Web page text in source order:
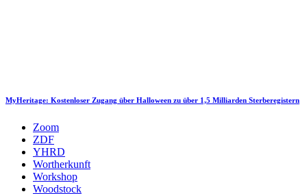
MyHeritage: Kostenloser Zugang über Halloween zu über 1,5 Milliarden Sterberegistern
Zoom
ZDF
YHRD
Wortherkunft
Workshop
Woodstock